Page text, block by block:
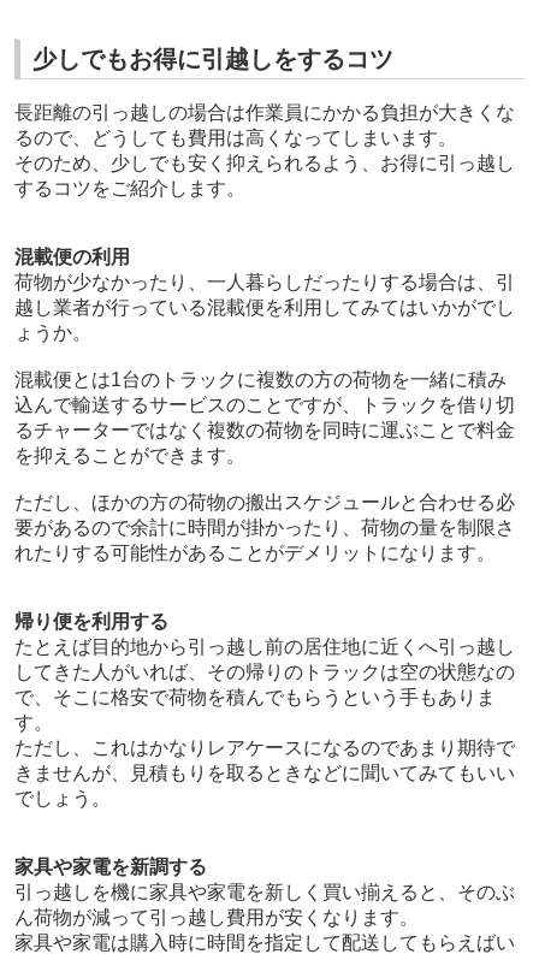
少しでもお得に引越しをするコツ
長距離の引っ越しの場合は作業員にかかる負担が大きくな
るので、どうしても費用は高くなってしまいます。
そのため、少しでも安く抑えられるよう、お得に引っ越し
するコツをご紹介します。
混載便の利用
荷物が少なかったり、一人暮らしだったりする場合は、引
越し業者が行っている混載便を利用してみてはいかがでし
ょうか。
混載便とは1台のトラックに複数の方の荷物を一緒に積み
込んで輸送するサービスのことですが、トラックを借り切
るチャーターではなく複数の荷物を同時に運ぶことで料金
を抑えることができます。
ただし、ほかの方の荷物の搬出スケジュールと合わせる必
要があるので余計に時間が掛かったり、荷物の量を制限さ
れたりする可能性があることがデメリットになります。
帰り便を利用する
たとえば目的地から引っ越し前の居住地に近くへ引っ越し
してきた人がいれば、その帰りのトラックは空の状態なの
で、そこに格安で荷物を積んでもらうという手もありま
す。
ただし、これはかなりレアケースになるのであまり期待で
きませんが、見積もりを取るときなどに聞いてみてもいい
でしょう。
家具や家電を新調する
引っ越しを機に家具や家電を新しく買い揃えると、そのぶ
ん荷物が減って引っ越し費用が安くなります。
家具や家電は購入時に時間を指定して配送してもらえばい